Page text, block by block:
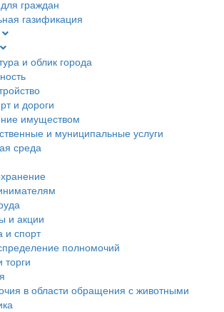
граждан
газификация
и облик города
и дороги
имуществом
и муниципальные услуги
среда
и акции
и спорт
полномочий
торги
в области обращения с животными